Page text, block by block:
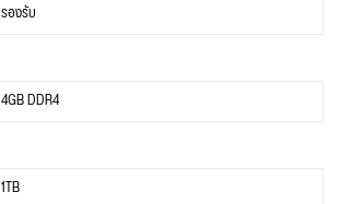
รองรับ
4GB DDR4
1TB